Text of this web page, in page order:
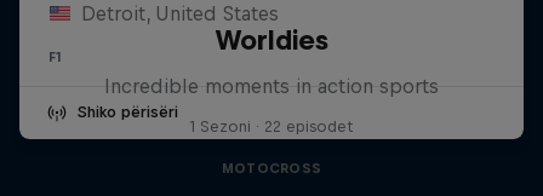
Detroit, United States
F1
Shiko përisëri
Worldies
Incredible moments in action sports
1 Sezoni · 22 episodet
MOTOCROSS